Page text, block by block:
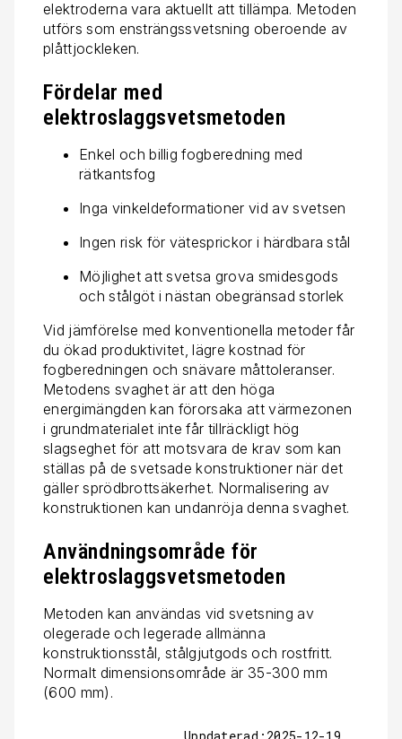
elektroderna vara aktuellt att tillämpa. Metoden
utförs som ensträngssvetsning oberoende av
plåttjockleken.
Fördelar med
elektroslaggsvetsmetoden
Enkel och billig fogberedning med
rätkantsfog
Inga vinkeldeformationer vid av svetsen
Ingen risk för vätesprickor i härdbara stål
Möjlighet att svetsa grova smidesgods
och stålgöt i nästan obegränsad storlek
Vid jämförelse med konventionella metoder får
du ökad produktivitet, lägre kostnad för
fogberedningen och snävare måttoleranser.
Metodens svaghet är att den höga
energimängden kan förorsaka att värmezonen
i grundmaterialet inte får tillräckligt hög
slagseghet för att motsvara de krav som kan
ställas på de svetsade konstruktioner när det
gäller sprödbrottsäkerhet. Normalisering av
konstruktionen kan undanröja denna svaghet.
Användningsområde för
elektroslaggsvetsmetoden
Metoden kan användas vid svetsning av
olegerade och legerade allmänna
konstruktionsstål, stålgjutgods och rostfritt.
Normalt dimensionsområde är 35-300 mm
(600 mm).
Uppdaterad:2025-12-19